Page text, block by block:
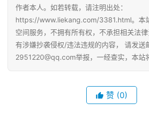
作者本人。如若转载，请注明出处：
https://www.liekang.com/3381.html。本
空间服务，不拥有所有权，不承担相关法
有涉嫌抄袭侵权/违法违规的内容， 请发送
2951220@qq.com举报，一经查实，本站
赞 (0)